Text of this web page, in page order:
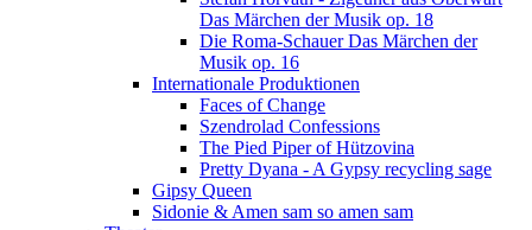
Das Märchen der Musik op. 18
Die Roma-Schauer Das Märchen der
Musik op. 16
Internationale Produktionen
Faces of Change
Szendrolad Confessions
The Pied Piper of Hützovina
Pretty Dyana - A Gypsy recycling sage
Gipsy Queen
Sidonie & Amen sam so amen sam